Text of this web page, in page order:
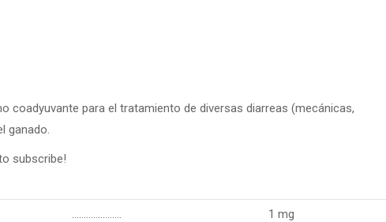
coadyuvante para el tratamiento de diversas diarreas (mecánicas,
ganado.
subscribe!
………………… 1 mg